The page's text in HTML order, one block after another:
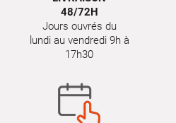
48/72H
Jours ouvrés du
lundi au vendredi 9h à
17h30